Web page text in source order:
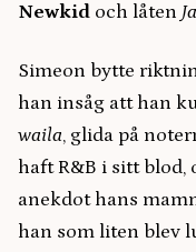
Newkid och låten
Simeon bytte
han insåg att han
waila, glida på
haft R&B i sitt blod,
anekdot hans
han som liten blev